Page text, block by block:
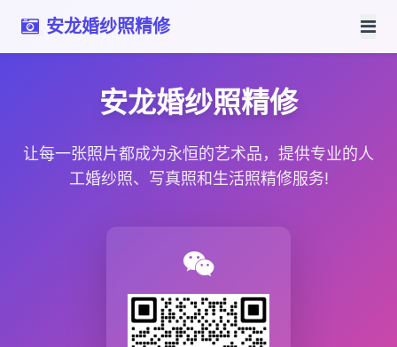
安龙婚纱照精修
安龙婚纱照精修
让每一张照片都成为永恒的艺术品，提供专业的人
工婚纱照、写真照和生活照精修服务!